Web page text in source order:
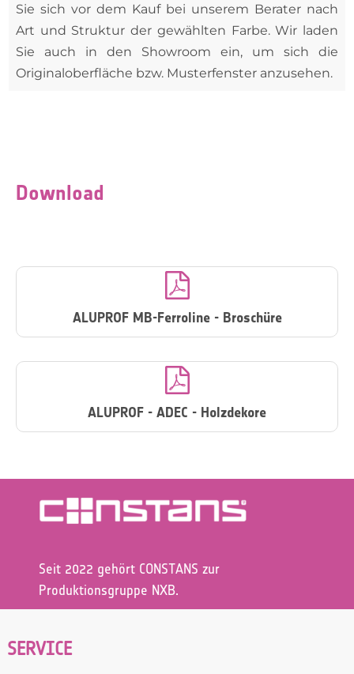
Sie sich vor dem Kauf bei unserem Berater nach
Art und Struktur der gewählten Farbe. Wir laden
Sie auch in den Showroom ein, um sich die
Originaloberfläche bzw. Musterfenster anzusehen.
Download

ALUPROF MB-Ferroline - Broschüre

ALUPROF - ADEC - Holzdekore
Seit 2022 gehört CONSTANS zur
Produktionsgruppe NXB.
SERVICE